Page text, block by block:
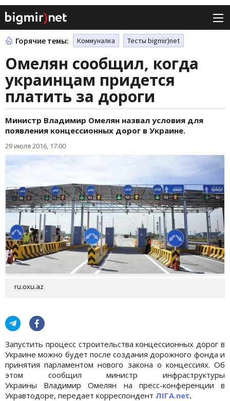
Горячие темы: Коммуналка Тесты bigmir)net
Омелян сообщил, когда
украинцам придется
платить за дороги
Министр Владимир Омелян назвал условия для
появления концессионных дорог в Украине.
29 июля 2016, 17:00
ru.oxu.az
Запустить процесс строительства концессионных дорог в
Украине можно будет после создания дорожного фонда и
принятия парламентом нового закона о концессиях. Об
этом сообщил министр инфраструктуры
Украины Владимир Омелян на пресс-конференции в
Укравтодоре, передает корреспондент ЛІГА.net.